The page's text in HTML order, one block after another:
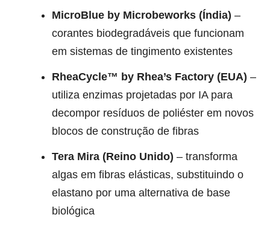
MicroBlue by Microbeworks (Índia) –
corantes biodegradáveis que funcionam
em sistemas de tingimento existentes
RheaCycle™ by Rhea’s Factory (EUA) –
utiliza enzimas projetadas por IA para
decompor resíduos de poliéster em novos
blocos de construção de fibras
Tera Mira (Reino Unido) – transforma
algas em fibras elásticas, substituindo o
elastano por uma alternativa de base
biológica